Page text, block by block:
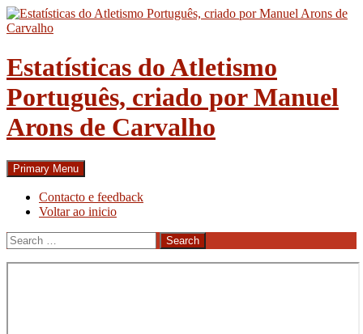
Skip
to
Estatísticas do Atletismo
Português, criado por Manuel
Arons de Carvalho
Search
Primary Menu
Contacto e feedback
Voltar ao inicio
Search
for: